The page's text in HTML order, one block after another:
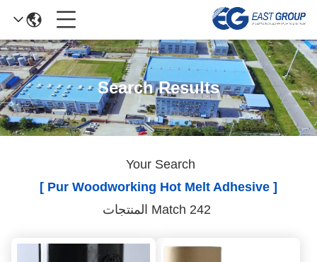
Search Results
Your Search
[ Pur Woodworking Hot Melt Adhesive ]